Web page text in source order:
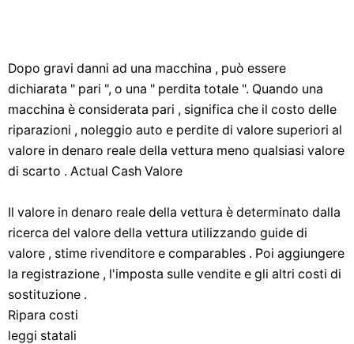
Dopo gravi danni ad una macchina , può essere
dichiarata " pari ", o una " perdita totale ". Quando una
macchina è considerata pari , significa che il costo delle
riparazioni , noleggio auto e perdite di valore superiori al
valore in denaro reale della vettura meno qualsiasi valore
di scarto . Actual Cash Valore
Il valore in denaro reale della vettura è determinato dalla
ricerca del valore della vettura utilizzando guide di
valore , stime rivenditore e comparables . Poi aggiungere
la registrazione , l'imposta sulle vendite e gli altri costi di
sostituzione .
Ripara costi
leggi statali